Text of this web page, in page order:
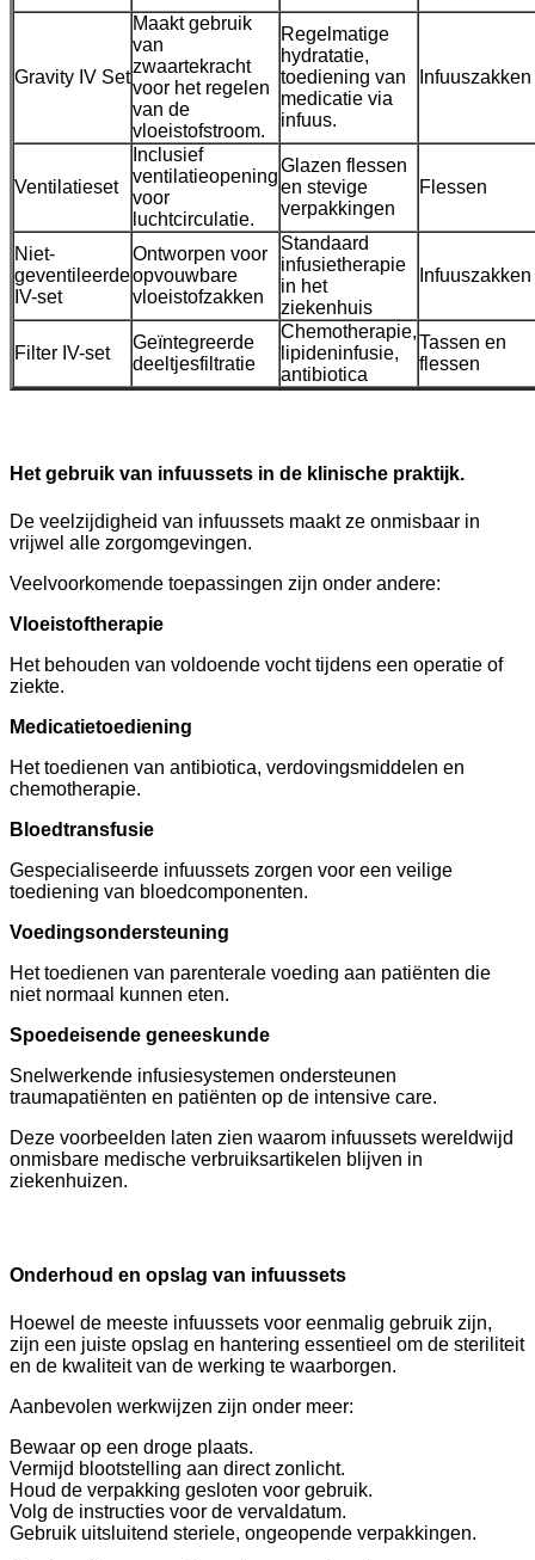
Gravity IV Set
Maakt gebruik
van
zwaartekracht
voor het regelen
van de
vloeistofstroom.
Regelmatige
hydratatie,
toediening van
medicatie via
infuus.
Infuuszakken
Ventilatieset
Inclusief
ventilatieopening
voor
luchtcirculatie.
Glazen flessen
en stevige
verpakkingen
Flessen
Niet-
geventileerde
IV-set
Ontworpen voor
opvouwbare
vloeistofzakken
Standaard
infusietherapie
in het
ziekenhuis
Infuuszakken
Filter IV-set
Geïntegreerde
deeltjesfiltratie
Chemotherapie,
lipideninfusie,
antibiotica
Tassen en
flessen
Het gebruik van infuussets in de klinische praktijk.
De veelzijdigheid van infuussets maakt ze onmisbaar in
vrijwel alle zorgomgevingen.
Veelvoorkomende toepassingen zijn onder andere:
Vloeistoftherapie
Het behouden van voldoende vocht tijdens een operatie of
ziekte.
Medicatietoediening
Het toedienen van antibiotica, verdovingsmiddelen en
chemotherapie.
Bloedtransfusie
Gespecialiseerde infuussets zorgen voor een veilige
toediening van bloedcomponenten.
Voedingsondersteuning
Het toedienen van parenterale voeding aan patiënten die
niet normaal kunnen eten.
Spoedeisende geneeskunde
Snelwerkende infusiesystemen ondersteunen
traumapatiënten en patiënten op de intensive care.
Deze voorbeelden laten zien waarom infuussets wereldwijd
onmisbare medische verbruiksartikelen blijven in
ziekenhuizen.
Onderhoud en opslag van infuussets
Hoewel de meeste infuussets voor eenmalig gebruik zijn,
zijn een juiste opslag en hantering essentieel om de steriliteit
en de kwaliteit van de werking te waarborgen.
Aanbevolen werkwijzen zijn onder meer:
Bewaar op een droge plaats.
Vermijd blootstelling aan direct zonlicht.
Houd de verpakking gesloten voor gebruik.
Volg de instructies voor de vervaldatum.
Gebruik uitsluitend steriele, ongeopende verpakkingen.